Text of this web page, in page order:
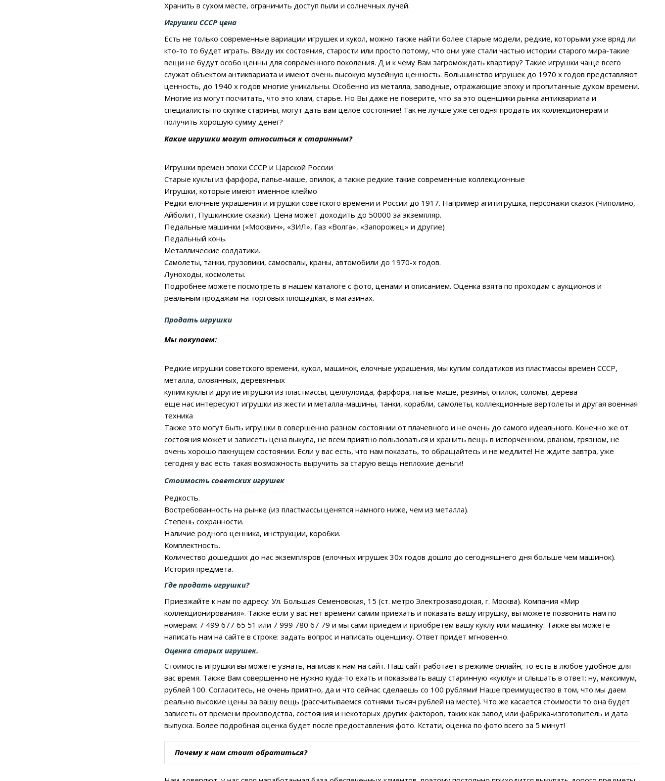
Хранить в сухом месте, ограничить доступ пыли и солнечных лучей.
Игрушки СССР цена
Есть не только современные вариации игрушек и кукол, можно также найти более старые модели, редкие, которыми уже вряд ли
кто-то то будет играть. Ввиду их состояния, старости или просто потому, что они уже стали частью истории старого мира-такие
вещи не будут особо ценны для современного поколения. Д и к чему Вам загромождать квартиру? Такие игрушки чаще всего
служат объектом антиквариата и имеют очень высокую музейную ценность. Большинство игрушек до 1970 х годов представляют
ценность, до 1940 х годов многие уникальны. Особенно из металла, заводные, отражающие эпоху и пропитанные духом времени.
Многие из могут посчитать, что это хлам, старье. Но Вы даже не поверите, что за это оценщики рынка антиквариата и
специалисты по скупке старины, могут дать вам целое состояние! Так не лучше уже сегодня продать их коллекционерам и
получить хорошую сумму денег?
Какие игрушки могут относиться к старинным?
Игрушки времен эпохи СССР и Царской России
Старые куклы из фарфора, папье-маше, опилок, а также редкие такие современные коллекционные
Игрушки, которые имеют именное клеймо
Редки елочные украшения и игрушки советского времени и России до 1917. Например агитигрушка, персонажи сказок (Чиполино,
Айболит, Пушкинские сказки). Цена может доходить до 50000 за экземпляр.
Педальные машинки («Москвич», «ЗИЛ», Газ «Волга», «Запорожец» и другие)
Педальный конь.
Металлические солдатики.
Самолеты, танки, грузовики, самосвалы, краны, автомобили до 1970-х годов.
Луноходы, космолеты.
Подробнее можете посмотреть в нашем каталоге с фото, ценами и описанием. Оценка взята по проходам с аукционов и
реальным продажам на торговых площадках, в магазинах.
Продать игрушки
Мы покупаем:
Редкие игрушки советского времени, кукол, машинок, елочные украшения, мы купим солдатиков из пластмассы времен СССР,
металла, оловянных, деревянных
купим куклы и другие игрушки из пластмассы, целлулоида, фарфора, папье-маше, резины, опилок, соломы, дерева
еще нас интересуют игрушки из жести и металла-машины, танки, корабли, самолеты, коллекционные вертолеты и другая военная
техника
Также это могут быть игрушки в совершенно разном состоянии от плачевного и не очень до самого идеального. Конечно же от
состояния может и зависеть цена выкупа, не всем приятно пользоваться и хранить вещь в испорченном, рваном, грязном, не
очень хорошо пахнущем состоянии. Если у вас есть, что нам показать, то обращайтесь и не медлите! Не ждите завтра, уже
сегодня у вас есть такая возможность выручить за старую вещь неплохие деньги!
Стоимость советских игрушек
Редкость.
Востребованность на рынке (из пластмассы ценятся намного ниже, чем из металла).
Степень сохранности.
Наличие родного ценника, инструкции, коробки.
Комплектность.
Количество дошедших до нас экземпляров (елочных игрушек 30х годов дошло до сегодняшнего дня больше чем машинок).
История предмета.
Где продать игрушки?
Приезжайте к нам по адресу: Ул. Большая Семеновская, 15 (ст. метро Электрозаводская, г. Москва). Компания «Мир
коллекционирования». Также если у вас нет времени самим приехать и показать вашу игрушку, вы можете позвонить нам по
номерам: 7 499 677 65 51 или 7 999 780 67 79 и мы сами приедем и приобретем вашу куклу или машинку. Также вы можете
написать нам на сайте в строке: задать вопрос и написать оценщику. Ответ придет мгновенно.
Оценка старых игрушек.
Стоимость игрушки вы можете узнать, написав к нам на сайт. Наш сайт работает в режиме онлайн, то есть в любое удобное для
вас время. Также Вам совершенно не нужно куда-то ехать и показывать вашу старинную «куклу» и слышать в ответ: ну, максимум,
рублей 100. Согласитесь, не очень приятно, да и что сейчас сделаешь со 100 рублями! Наше преимущество в том, что мы даем
реально высокие цены за вашу вещь (рассчитываемся сотнями тысяч рублей на месте). Что же касается стоимости то она будет
зависеть от времени производства, состояния и некоторых других факторов, таких как завод или фабрика-изготовитель и дата
выпуска. Более подробная оценка будет после предоставления фото. Кстати, оценка по фото всего за 5 минут!
Почему к нам стоит обратиться?